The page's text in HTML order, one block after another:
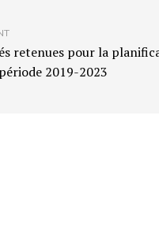
retenues pour la
2019-2023